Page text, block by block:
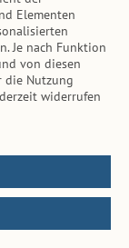
2026
Elementen
Je nach Funktion
von diesen
Nutzung
widerrufen